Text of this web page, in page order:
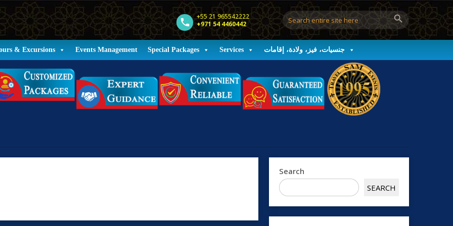
+55 21 965542222
+971 54 4460442
& Excursions Events Management Special Packages Services جنسيات، فيز، ولادة، إقامات
Search
SEARCH